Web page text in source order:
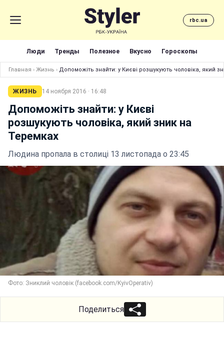
rbc.ua
Люди Тренды Полезное Вкусно Гороскопы
Главная › Жизнь › Допоможіть знайти: у Києві розшукують чоловіка, який
ЖИЗНЬ 14 ноября 2016 · 16:48
Допоможіть знайти: у Києві
розшукують чоловіка, який зник на
Теремках
Людина пропала в столиці 13 листопада о 23:45
Фото: Зниклий чоловік (facebook.com/KyivOperativ)
Поделиться